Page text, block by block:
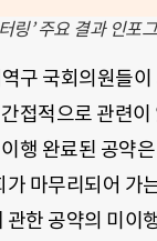
링’ 주요 결과 인포
구 국회의원들이
접적으로 관련
행 완료된 공약
마무리되어 가
한 공약의 미이